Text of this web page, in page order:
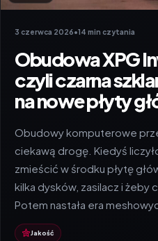
3 czerwca 2026•14 min czytania
Obudowa XPG
czyli czarna
na nowe płyty
Obudowy komputerowe
ciekawą drogę. Kiedyś
zmieścić w środku płytę
kilka dysków, zasilacz i żeby
Potem nastała era
Jakość